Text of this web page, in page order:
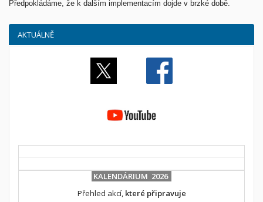
Předpokládáme, že k dalším implementacím dojde v brzké době.
AKTUÁLNĚ
KALENDÁRIUM 2026
Přehled akcí, které připravuje